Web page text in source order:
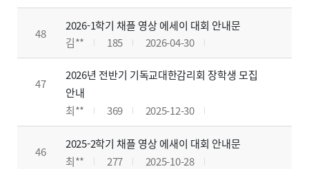
48
2026-1학기 채플 영상 에세이 대회 안내문
김**
185 2026-04-30
47
2026년 전반기 기독교대한감리회 장학생 모집
안내
최**
369 2025-12-30
46
2025-2학기 채플 영상 에새이 대회 안내문
최**
277 2025-10-28